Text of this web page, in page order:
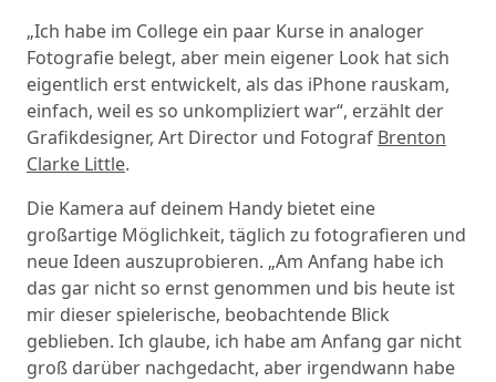
„Ich habe im College ein paar Kurse in analoger
Fotografie belegt, aber mein eigener Look hat sich
eigentlich erst entwickelt, als das iPhone rauskam,
einfach, weil es so unkompliziert war“, erzählt der
Grafikdesigner, Art Director und Fotograf Brenton
Clarke Little.
Die Kamera auf deinem Handy bietet eine
großartige Möglichkeit, täglich zu fotografieren und
neue Ideen auszuprobieren. „Am Anfang habe ich
das gar nicht so ernst genommen und bis heute ist
mir dieser spielerische, beobachtende Blick
geblieben. Ich glaube, ich habe am Anfang gar nicht
groß darüber nachgedacht, aber irgendwann habe